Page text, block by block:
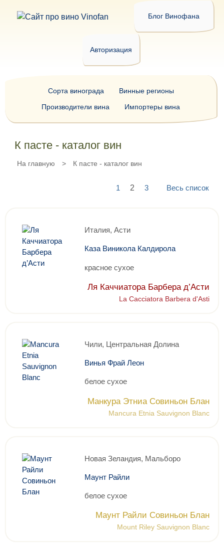
Блог Винофана
Авторизация
К пасте - каталог вин
На главную > К пасте - каталог вин
1 2 3 Весь список
Италия, Асти
Каза Виникола Калдирола
красное сухое
Ля Каччиатора Барбера д’Асти
La Cacciatora Barbera d'Asti
Чили, Центральная Долина
Винья Фрай Леон
белое сухое
Манкура Этниа Совиньон Блан
Mancura Etnia Sauvignon Blanc
Новая Зеландия, Мальборо
Маунт Райли
белое сухое
Маунт Райли Совиньон Блан
Mount Riley Sauvignon Blanc
Сорта винограда
Винные регионы
Производители вина
Импортеры вина